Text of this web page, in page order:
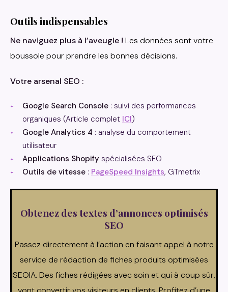
Outils indispensables
Ne naviguez plus à l’aveugle ! Les données sont votre
boussole pour prendre les bonnes décisions.
Votre arsenal SEO :
Google Search Console : suivi des performances
organiques (Article complet ICI)
Google Analytics 4 : analyse du comportement
utilisateur
Applications Shopify spécialisées SEO
Outils de vitesse : PageSpeed Insights, GTmetrix
Obtenez des textes d’annonces optimisés
SEO
Passez directement à l’action en faisant appel à notre
service de rédaction de fiches produits optimisées
SEOIA. Des fiches rédigées avec soin et qui à coup sûr,